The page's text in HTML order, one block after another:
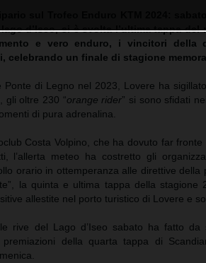
d’Iseo, si è svolta l’ultima tappa del
e vero enduro, i vincitori della
celebrando un finale di stagione
Ponte di Legno nel 2023, Lovere ha
gli oltre 230 “orange rider” si sono sfidati
di pura adrenalina.
Costa Volpino, che ha dovuto far
l’allerta meteo ha costretto gli
orario in ottemperanza alle direttive della
la quinta e ultima tappa della
allestite nel porto turistico di Lovere e
rive del Lago d’Iseo sabato ha fatto
della quarta tappa di